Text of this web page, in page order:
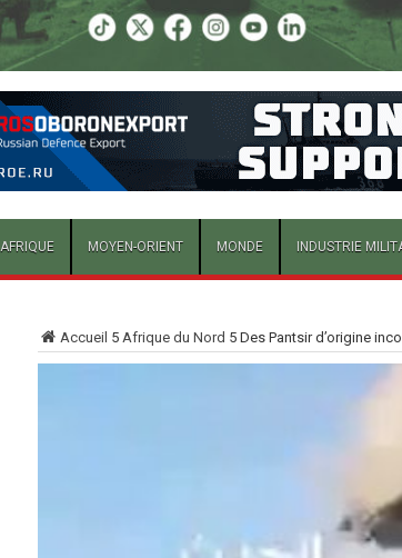
AFRIQUE MOYEN-ORIENT MONDE INDUSTRIE
Accueil 5 Afrique du Nord 5 Des Pantsir d’origine